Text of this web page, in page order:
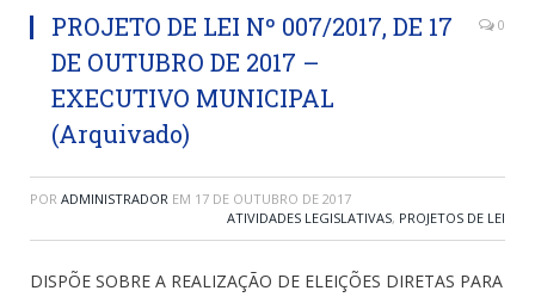
PROJETO DE LEI Nº 007/2017, DE 17
DE OUTUBRO DE 2017 –
EXECUTIVO MUNICIPAL
(Arquivado)
0
POR ADMINISTRADOR EM 17 DE OUTUBRO DE 2017
ATIVIDADES LEGISLATIVAS, PROJETOS DE LEI
DISPÕE SOBRE A REALIZAÇÃO DE ELEIÇÕES DIRETAS PARA